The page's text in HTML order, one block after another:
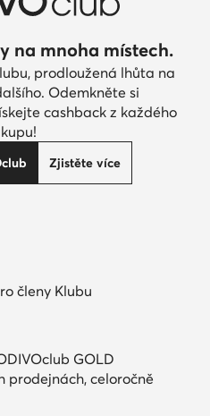
na mnoha místech.
prodloužená lhůta na
Odemkněte si
cashback z každého
Zjistěte více
členy Klubu
GOLD
prodejnách, celoročně